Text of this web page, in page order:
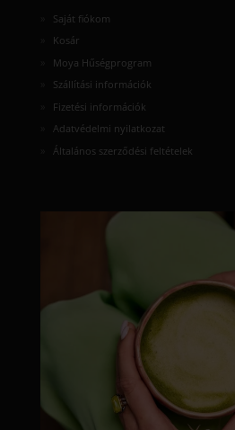
Saját fiókom
Kosár
Moya Hűségprogram
Szállítási információk
Fizetési információk
Adatvédelmi nyilatkozat
Általános szerződési feltételek
moyamatcha.hu